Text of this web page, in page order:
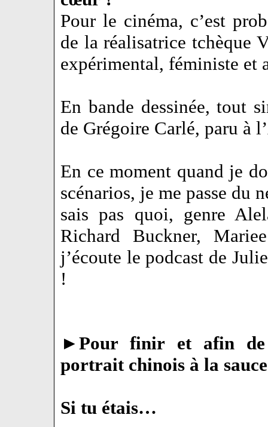
Pour le cinéma, c’est
de la réalisatrice tchèque
expérimental, féministe et
En bande dessinée, tout
de Grégoire Carlé, paru à
En ce moment quand je
scénarios, je me passe du
sais pas quoi, genre
Richard Buckner,
j’écoute le podcast de
!
►Pour finir et afin
portrait chinois à la
Si tu étais…